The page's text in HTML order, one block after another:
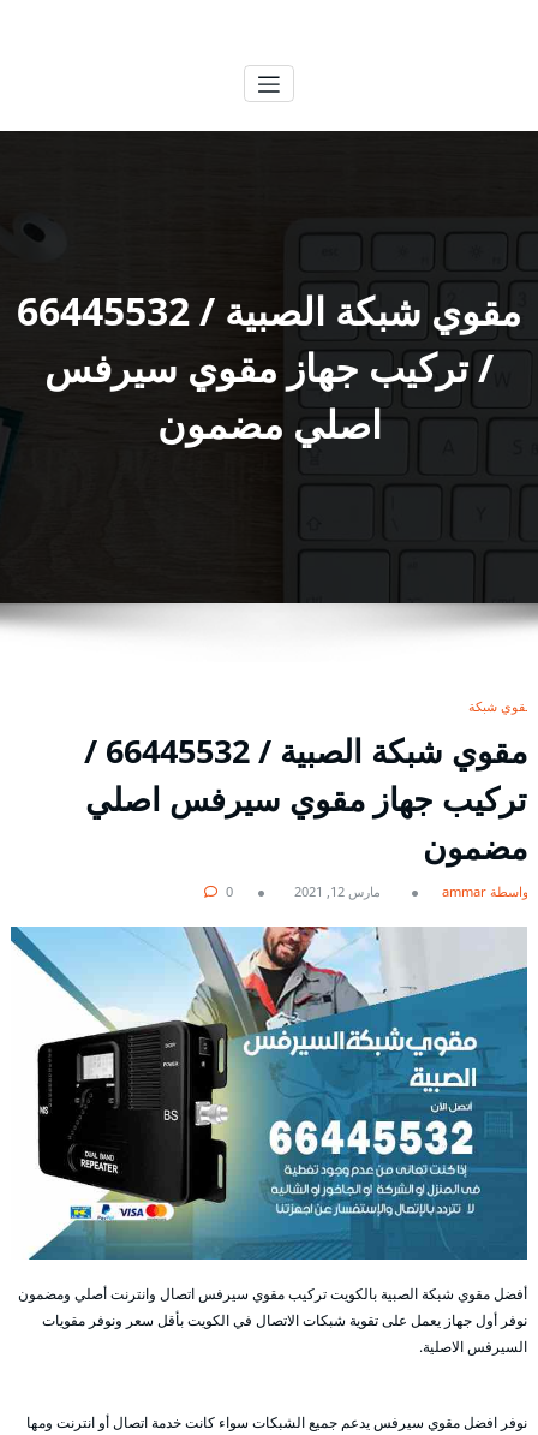
مقوي شبكة الصبية / 66445532
/ تركيب جهاز مقوي سيرفس
اصلي مضمون
مقوي شبكة
مقوي شبكة الصبية / 66445532 /
تركيب جهاز مقوي سيرفس اصلي
مضمون
بواسطة ammar مارس 12, 2021 0
أفضل مقوي شبكة الصبية بالكويت تركيب مقوي سيرفس اتصال وانترنت أصلي ومضمون
نوفر أول جهاز يعمل على تقوية شبكات الاتصال في الكويت بأقل سعر ونوفر مقويات
السيرفس الاصلية.
نوفر افضل مقوي سيرفس يدعم جميع الشبكات سواء كانت خدمة اتصال أو انترنت ومها